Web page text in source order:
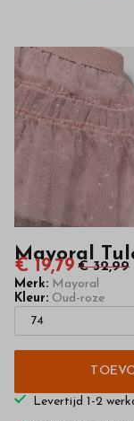
in
onze
Mayoral
€ 19,79 € 32,99
Merk: Mayoral
Kleur: Oud-roze
Levertijd 1-2